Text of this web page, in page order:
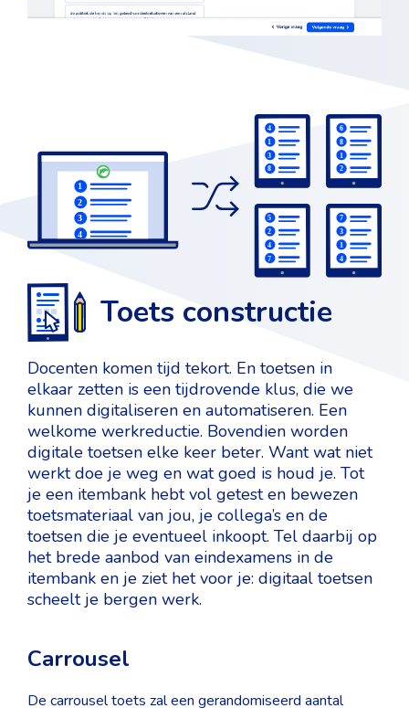
Toets constructie
Docenten komen tijd tekort. En toetsen in
elkaar zetten is een tijdrovende klus, die we
kunnen digitaliseren en automatiseren. Een
welkome werkreductie. Bovendien worden
digitale toetsen elke keer beter. Want wat niet
werkt doe je weg en wat goed is houd je. Tot
je een itembank hebt vol getest en bewezen
toetsmateriaal van jou, je collega’s en de
toetsen die je eventueel inkoopt. Tel daarbij op
het brede aanbod van eindexamens in de
itembank en je ziet het voor je: digitaal toetsen
scheelt je bergen werk.
Carrousel
De carrousel toets zal een gerandomiseerd aantal